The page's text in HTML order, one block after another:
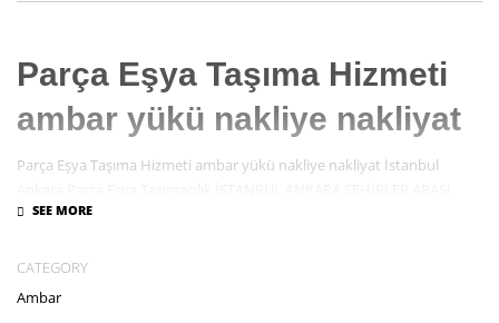
Parça Eşya Taşıma Hizmeti
ambar yükü nakliye nakliyat
Parça Eşya Taşıma Hizmeti ambar yükü nakliye nakliyat İstanbul
NAKLİYAT TAŞIMACILIK Türkiye genelinde karayolu ile yapılan
İSTANBUL ANKARA AMBAR TAŞIMACILIĞI
CATEGORY
Ambar